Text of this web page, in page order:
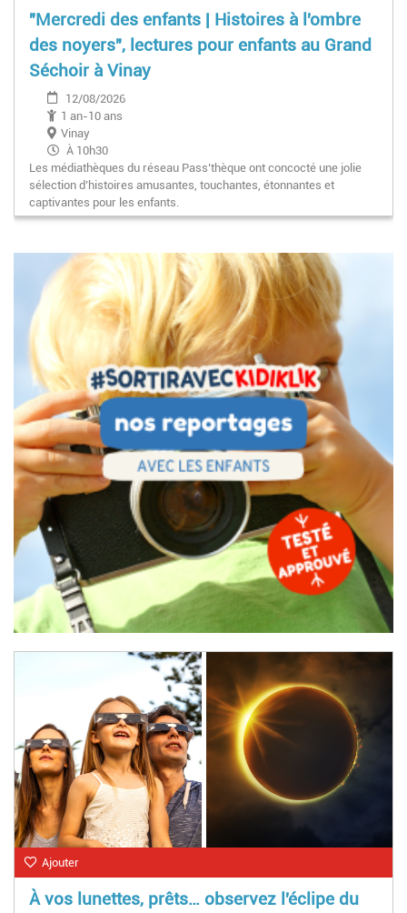
"Mercredi des enfants | Histoires à l'ombre
des noyers", lectures pour enfants au Grand
Séchoir à Vinay
12/08/2026
1 an-10 ans
Vinay
À 10h30
Les médiathèques du réseau Pass’thèque ont concocté une jolie
sélection d’histoires amusantes, touchantes, étonnantes et
captivantes pour les enfants.
Ajouter
À vos lunettes, prêts… observez l'éclipe du